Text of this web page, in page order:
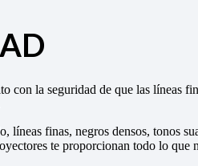
con la seguridad de que las líneas
líneas finas, negros densos, tonos
te proporcionan todo lo que